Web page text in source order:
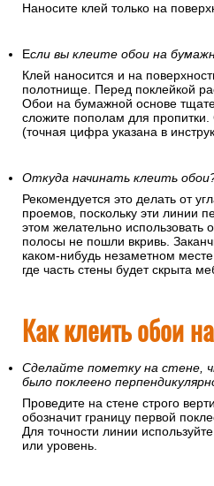
Наносите клей только на
Если вы клеите обои на
Клей наносится и на
полотнище. Перед поклейкой
Обои на бумажной основе
сложите пополам для пропитки.
(точная цифра указана в
Откуда начинать клеить
Рекомендуется это делать от
проемов, поскольку эти линии
этом желательно использовать
полосы не пошли вкривь.
каком-нибудь незаметном
где часть стены будет скрыта
Как клеить обои
Сделайте пометку на стене,
было поклеено
Проведите на стене строго
обозначит границу первой
Для точности линии
или уровень.